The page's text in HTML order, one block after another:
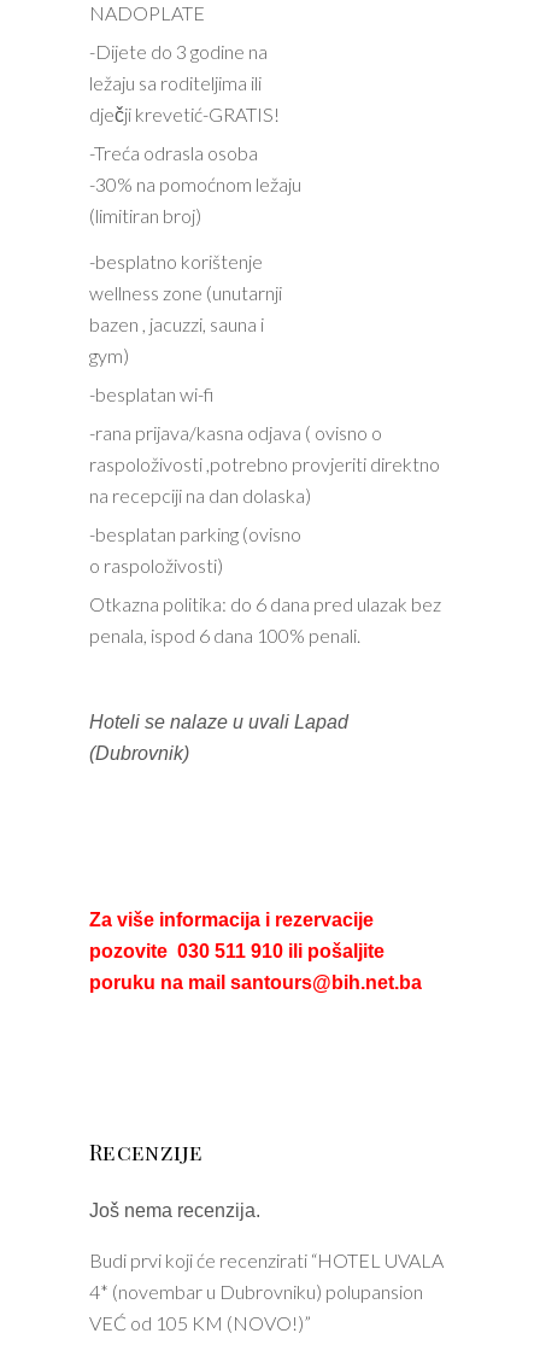
NADOPLATE
-Dijete do 3 godine na
ležaju sa roditeljima ili
dječji krevetić-GRATIS!
-Treća odrasla osoba
-30% na pomoćnom ležaju
(limitiran broj)
-besplatno korištenje
wellness zone (unutarnji
bazen , jacuzzi, sauna i
gym)
-besplatan wi-fi
-rana prijava/kasna odjava ( ovisno o
raspoloživosti ,potrebno provjeriti direktno
na recepciji na dan dolaska)
-besplatan parking (ovisno
o raspoloživosti)
Otkazna politika: do 6 dana pred ulazak bez
penala, ispod 6 dana 100% penali.
Hoteli se nalaze u uvali Lapad
(Dubrovnik)
Za više informacija i rezervacije
pozovite 030 511 910 ili pošaljite
poruku na mail santours@bih.net.ba
Recenzije
Još nema recenzija.
Budi prvi koji će recenzirati “HOTEL UVALA
4* (novembar u Dubrovniku) polupansion
VEĆ od 105 KM (NOVO!)”